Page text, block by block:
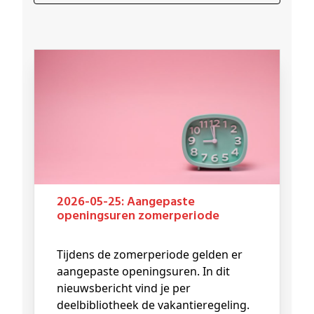
2026-05-25: Aangepaste
openingsuren zomerperiode
Tijdens de zomerperiode gelden er
aangepaste openingsuren. In dit
nieuwsbericht vind je per
deelbibliotheek de vakantieregeling.